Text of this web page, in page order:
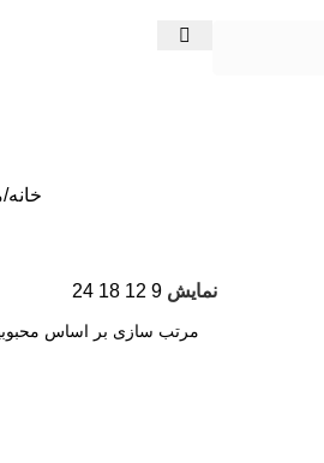
خانه
نمایش9
12
18
24